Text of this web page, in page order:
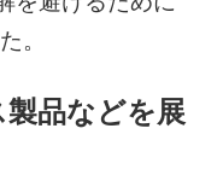
。
製品などを展